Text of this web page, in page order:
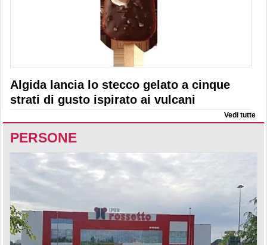
Algida lancia lo stecco gelato a cinque
strati di gusto ispirato ai vulcani
Vedi tutte
PERSONE